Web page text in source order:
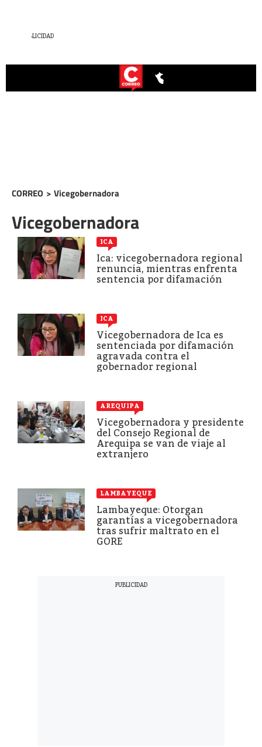
CORREO > Vicegobernadora
Vicegobernadora
ICA
Ica: vicegobernadora regional
renuncia, mientras enfrenta
sentencia por difamación
ICA
Vicegobernadora de Ica es
sentenciada por difamación
agravada contra el
gobernador regional
AREQUIPA
Vicegobernadora y presidente
del Consejo Regional de
Arequipa se van de viaje al
extranjero
LAMBAYEQUE
Lambayeque: Otorgan
garantías a vicegobernadora
tras sufrir maltrato en el
GORE